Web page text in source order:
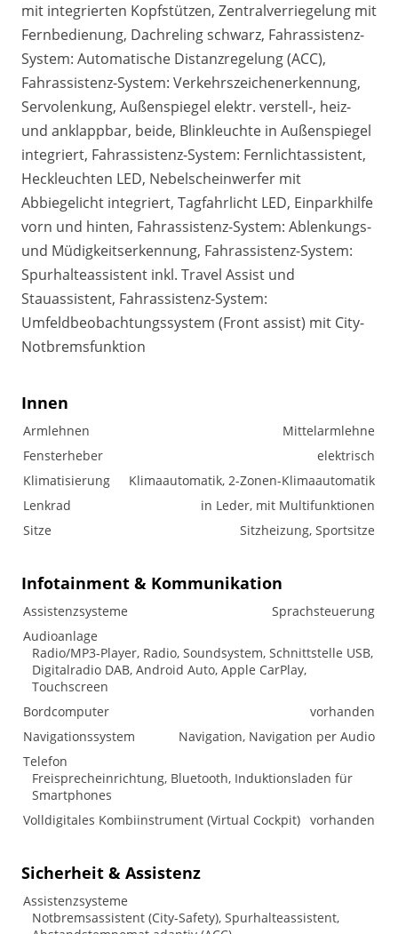
mit integrierten Kopfstützen, Zentralverriegelung mit
Fernbedienung, Dachreling schwarz, Fahrassistenz-
System: Automatische Distanzregelung (ACC),
Fahrassistenz-System: Verkehrszeichenerkennung,
Servolenkung, Außenspiegel elektr. verstell-, heiz-
und anklappbar, beide, Blinkleuchte in Außenspiegel
integriert, Fahrassistenz-System: Fernlichtassistent,
Heckleuchten LED, Nebelscheinwerfer mit
Abbiegelicht integriert, Tagfahrlicht LED, Einparkhilfe
vorn und hinten, Fahrassistenz-System: Ablenkungs-
und Müdigkeitserkennung, Fahrassistenz-System:
Spurhalteassistent inkl. Travel Assist und
Stauassistent, Fahrassistenz-System:
Umfeldbeobachtungssystem (Front assist) mit City-
Notbremsfunktion
Innen
Armlehnen
Mittelarmlehne
Fensterheber
elektrisch
Klimatisierung
Klimaautomatik, 2-Zonen-Klimaautomatik
Lenkrad
in Leder, mit Multifunktionen
Sitze
Sitzheizung, Sportsitze
Infotainment & Kommunikation
Assistenzsysteme
Sprachsteuerung
Audioanlage
Radio/MP3-Player, Radio, Soundsystem, Schnittstelle USB,
Digitalradio DAB, Android Auto, Apple CarPlay,
Touchscreen
Bordcomputer
vorhanden
Navigationssystem
Navigation, Navigation per Audio
Telefon
Freisprecheinrichtung, Bluetooth, Induktionsladen für
Smartphones
Volldigitales Kombiinstrument (Virtual Cockpit) vorhanden
Sicherheit & Assistenz
Assistenzsysteme
Notbremsassistent (City-Safety), Spurhalteassistent,